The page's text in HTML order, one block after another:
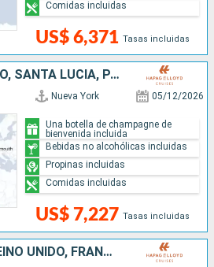
US$ 6,371 Tasas incluidas
Comidas incluidas
FRANCIA, REINO UNIDO, SANTA LUCIA, PAISES BAJOS, JAMAICA, ESTADOS UNIDOS
Nueva York 05/12/2026
US$ 7,227 Tasas incluidas
Una botella de champagne de
bienvenida incluida
Bebidas no alcohólicas incluidas
Propinas incluidas
Comidas incluidas
ESTADOS UNIDOS, REINO UNIDO, FRANCIA, DOMINICA, SANTA LUCIA, SAN VINCENT Y LAS GRANADINAS, ARUBA